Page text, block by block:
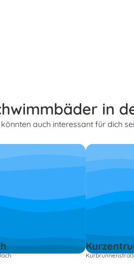
in
auch interessant für dich